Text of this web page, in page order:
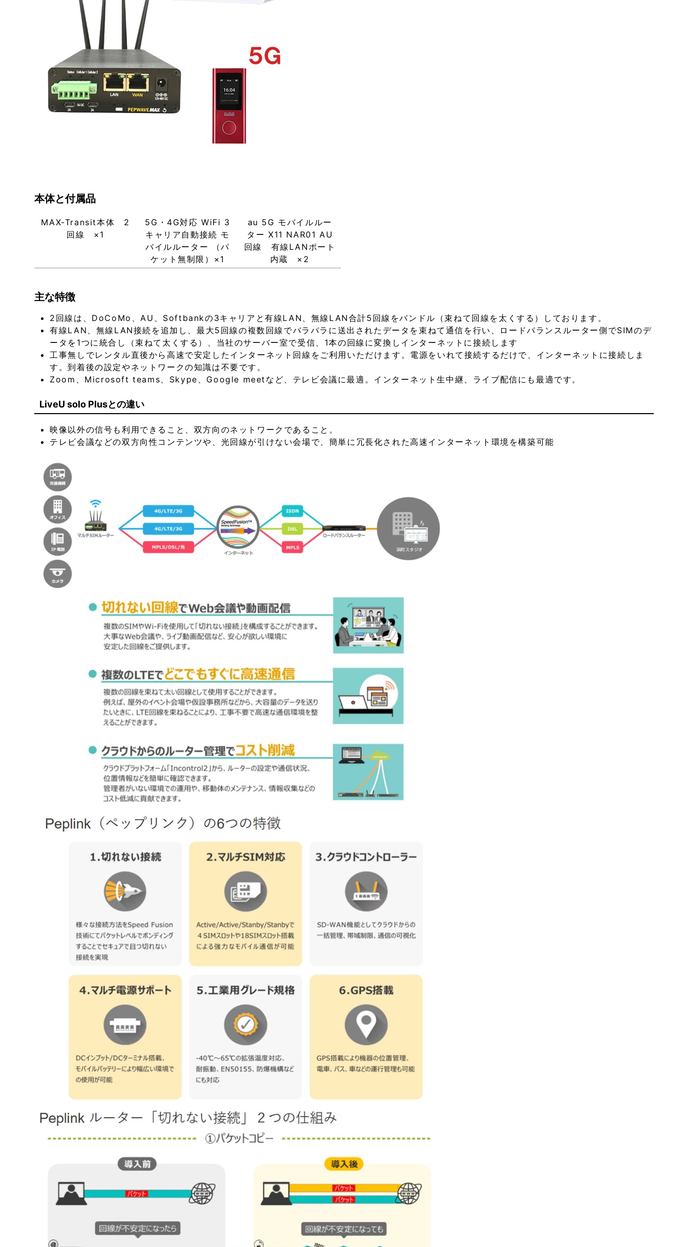
本体と付属品
MAX-Transit本体 2
回線 ×1
5G・4G対応 WiFi 3
キャリア自動接続 モ
バイルルーター （パ
ケット無制限）×1
au 5G モバイルルー
ター X11 NAR01 AU
回線 有線LANポート
内蔵 ×2
主な特徴
2回線は、DoCoMo、AU、Softbankの3キャリアと有線LAN、無線LAN合計5回線をバンドル（束ねて回線を太くする）しております。
有線LAN、無線LAN接続を追加し、最大5回線の複数回線でバラバラに送出されたデータを束ねて通信を行い、ロードバランスルーター側でSIMのデ
ータを1つに統合し（束ねて太くする）、当社のサーバー室で受信、1本の回線に変換しインターネットに接続します
工事無しでレンタル直後から高速で安定したインターネット回線をご利用いただけます。電源をいれて接続するだけで、インターネットに接続しま
す。到着後の設定やネットワークの知識は不要です。
Zoom、Microsoft teams、Skype、Google meetなど、テレビ会議に最適。インターネット生中継、ライブ配信にも最適です。
LiveU solo Plusとの違い
映像以外の信号も利用できること、双方向のネットワークであること。
テレビ会議などの双方向性コンテンツや、光回線が引けない会場で、簡単に冗長化された高速インターネット環境を構築可能